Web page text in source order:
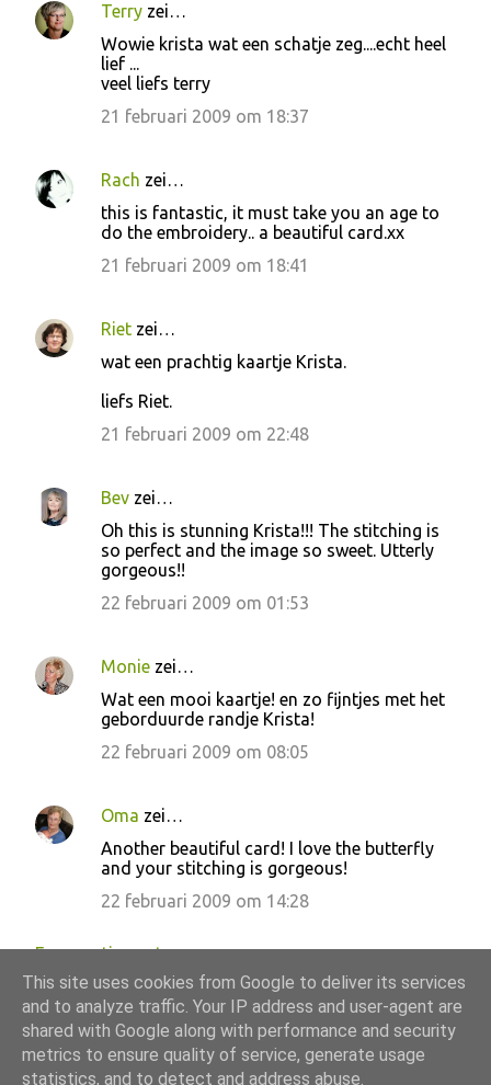
R
i
e
Terry zei…
Wowie krista wat een schatje zeg....echt heel
lief ...
veel liefs terry
21 februari 2009 om 18:37
Rach zei…
this is fantastic, it must take you an age to
do the embroidery.. a beautiful card.xx
21 februari 2009 om 18:41
Riet zei…
wat een prachtig kaartje Krista.
liefs Riet.
21 februari 2009 om 22:48
Bev zei…
Oh this is stunning Krista!!! The stitching is
so perfect and the image so sweet. Utterly
gorgeous!!
22 februari 2009 om 01:53
Monie zei…
Wat een mooi kaartje! en zo fijntjes met het
geborduurde randje Krista!
22 februari 2009 om 08:05
Oma zei…
Another beautiful card! I love the butterfly
and your stitching is gorgeous!
22 februari 2009 om 14:28
Een reactie posten
Mogelijk gemaakt door Blogger
This site uses cookies from Google to deliver its services
and to analyze traffic. Your IP address and user-agent are
shared with Google along with performance and security
metrics to ensure quality of service, generate usage
statistics, and to detect and address abuse.